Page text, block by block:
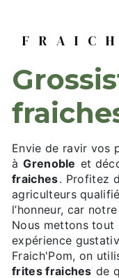
grossiste en frites
Envie de ravir vos
à Grenoble et
fraiches. Profitez
agriculteurs
l’honneur, car
Nous mettons
expérience
Fraich'Pom, on
frites fraiches de